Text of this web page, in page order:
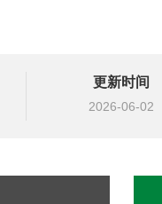
更新时间
2026-06-02